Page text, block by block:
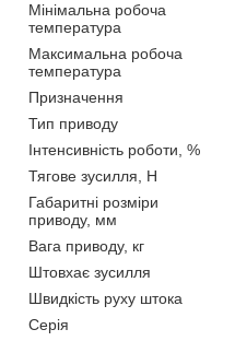
Мінімальна робоча
температура
Максимальна робоча
температура
Призначення
Тип приводу
Інтенсивність роботи, %
Тягове зусилля, Н
Габаритні розміри
приводу, мм
Вага приводу, кг
Штовхає зусилля
Швидкість руху штока
Серія